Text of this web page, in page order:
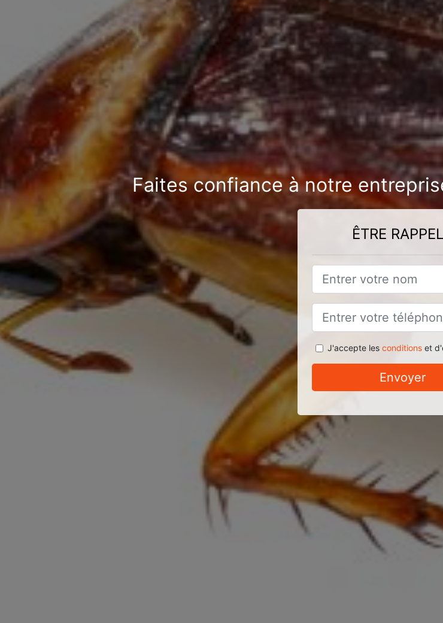
Faites confiance à notre
ÊTRE
J'accepte les conditionset
Envoyer